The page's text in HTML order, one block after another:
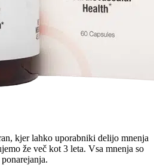
kjer lahko uporabniki delijo mnenja
že več kot 3 leta. Vsa mnenja so